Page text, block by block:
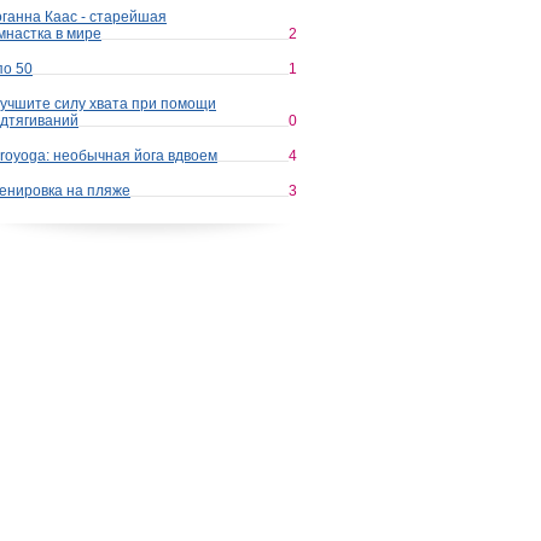
Каас - старейшая
в мире
2
50 1
силу хвата при помощи
0
необычная йога вдвоем 4
на пляже 3